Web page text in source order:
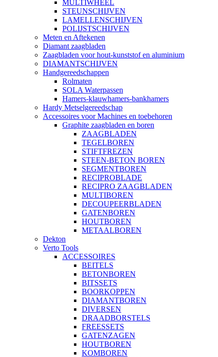
MULTIWHEEL
STEUNSCHIJVEN
LAMELLENSCHIJVEN
POLIJSTSCHIJVEN
Meten en Aftekenen
Diamant zaagbladen
Zaagbladen voor hout-kunststof en aluminium
DIAMANTSCHIJVEN
Handgereedschappen
Rolmaten
SOLA Waterpassen
Hamers-klauwhamers-bankhamers
Hardy Metselgereedschap
Accessoires voor Machines en toebehoren
Graphite zaagbladen en boren
ZAAGBLADEN
TEGELBOREN
STIFTFREZEN
STEEN-BETON BOREN
SEGMENTBOREN
RECIPROBLADE
RECIPRO ZAAGBLADEN
MULTIBOREN
DECOUPEERBLADEN
GATENBOREN
HOUTBOREN
METAALBOREN
Dekton
Verto Tools
ACCESSOIRES
BEITELS
BETONBOREN
BITSSETS
BOORKOPPEN
DIAMANTBOREN
DIVERSEN
DRAADBORSTELS
FREESSETS
GATENZAGEN
HOUTBOREN
KOMBOREN